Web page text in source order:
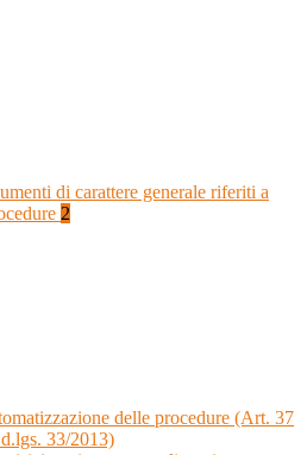
di carattere generale riferiti a
2
delle procedure (Art. 37
33/2013)